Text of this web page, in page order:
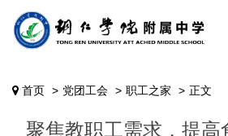
首页 党团工会 职工之家 正文
聚焦教职工需求，提高